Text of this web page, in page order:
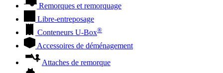
Remorques et remorquage
Libre-entreposage
Conteneurs U-Box®
Accessoires de déménagement
Attaches de remorque